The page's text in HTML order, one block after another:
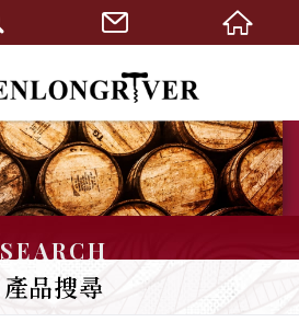
SEARCH
產品搜尋